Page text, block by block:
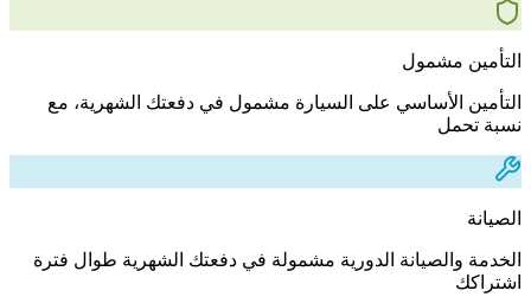
التأمين مشمول
التأمين الأساسي على السيارة مشمول في دفعتك الشهرية، مع
نسبة تحمل
الصيانة
الخدمة والصيانة الدورية مشمولة في دفعتك الشهرية طوال فترة
اشتراكك